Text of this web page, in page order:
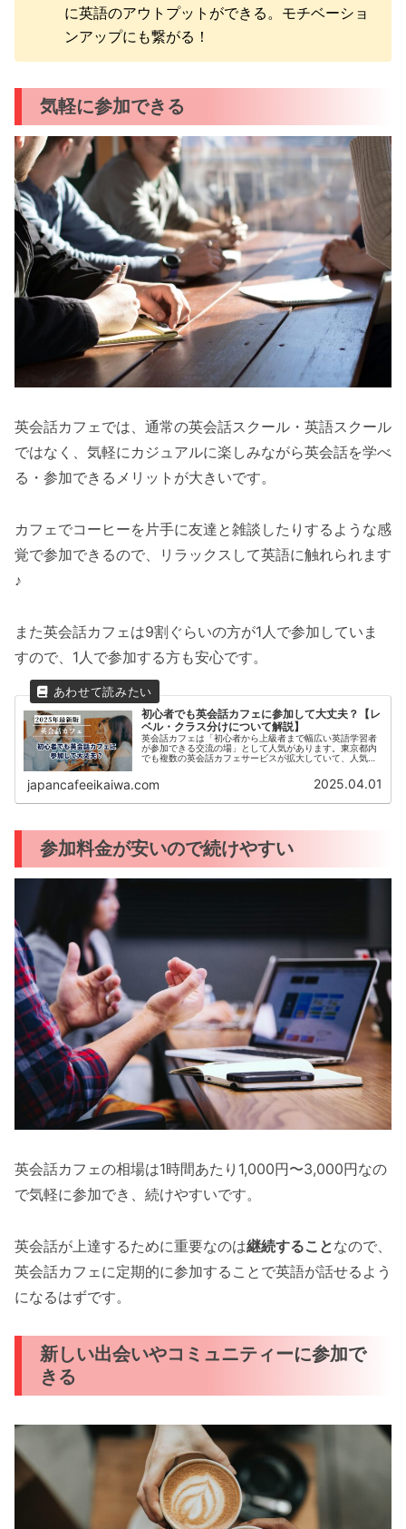
に英語のアウトプットができる。モチベーショ
ンアップにも繋がる！
気軽に参加できる
英会話カフェでは、通常の英会話スクール・英語スクール
ではなく、気軽にカジュアルに楽しみながら英会話を学べ
る・参加できるメリットが大きいです。
カフェでコーヒーを片手に友達と雑談したりするような感
覚で参加できるので、リラックスして英語に触れられます
♪
また英会話カフェは9割ぐらいの方が1人で参加していま
すので、1人で参加する方も安心です。
初心者でも英会話カフェに参加して大丈夫？【レ
ベル・クラス分けについて解説】
英会話カフェは「初心者から上級者まで幅広い英語学習者
が参加できる交流の場」として人気があります。東京都内
でも複数の英会話カフェサービスが拡大していて、人気は
japancafeeikaiwa.com 2025.04.01
参加料金が安いので続けやすい
英会話カフェの相場は1時間あたり1,000円〜3,000円なの
で気軽に参加でき、続けやすいです。
英会話が上達するために重要なのは継続することなので、
英会話カフェに定期的に参加することで英語が話せるよう
になるはずです。
新しい出会いやコミュニティーに参加で
きる